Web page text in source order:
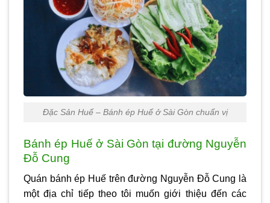
Đặc Sản Huế – Bánh ép Huế ở Sài Gòn chuẩn vị
Bánh ép Huế ở Sài Gòn tại đường Nguyễn
Đỗ Cung
Quán bánh ép Huế trên đường Nguyễn Đỗ Cung là
một địa chỉ tiếp theo tôi muốn giới thiệu đến các